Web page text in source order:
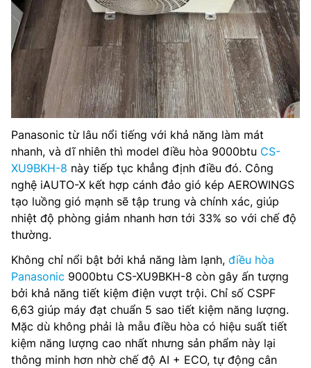
Panasonic từ lâu nổi tiếng với khả năng làm mát
nhanh, và dĩ nhiên thì model điều hòa 9000btu CS-
XU9BKH-8 này tiếp tục khẳng định điều đó. Công
nghệ iAUTO-X kết hợp cánh đảo gió kép AEROWINGS
tạo luồng gió mạnh sẽ tập trung và chính xác, giúp
nhiệt độ phòng giảm nhanh hơn tới 33% so với chế độ
thường.
Không chỉ nổi bật bởi khả năng làm lạnh, điều hòa
Panasonic 9000btu CS-XU9BKH-8 còn gây ấn tượng
bởi khả năng tiết kiệm điện vượt trội. Chỉ số CSPF
6,63 giúp máy đạt chuẩn 5 sao tiết kiệm năng lượng.
Mặc dù không phải là mẫu điều hòa có hiệu suất tiết
kiệm năng lượng cao nhất nhưng sản phẩm này lại
thông minh hơn nhờ chế độ AI + ECO, tự động cân